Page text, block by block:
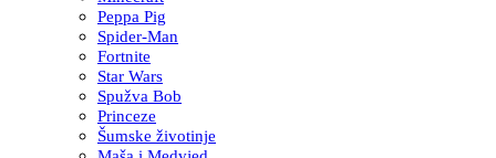
Peppa Pig
Spider-Man
Fortnite
Star Wars
Spužva Bob
Princeze
Šumske životinje